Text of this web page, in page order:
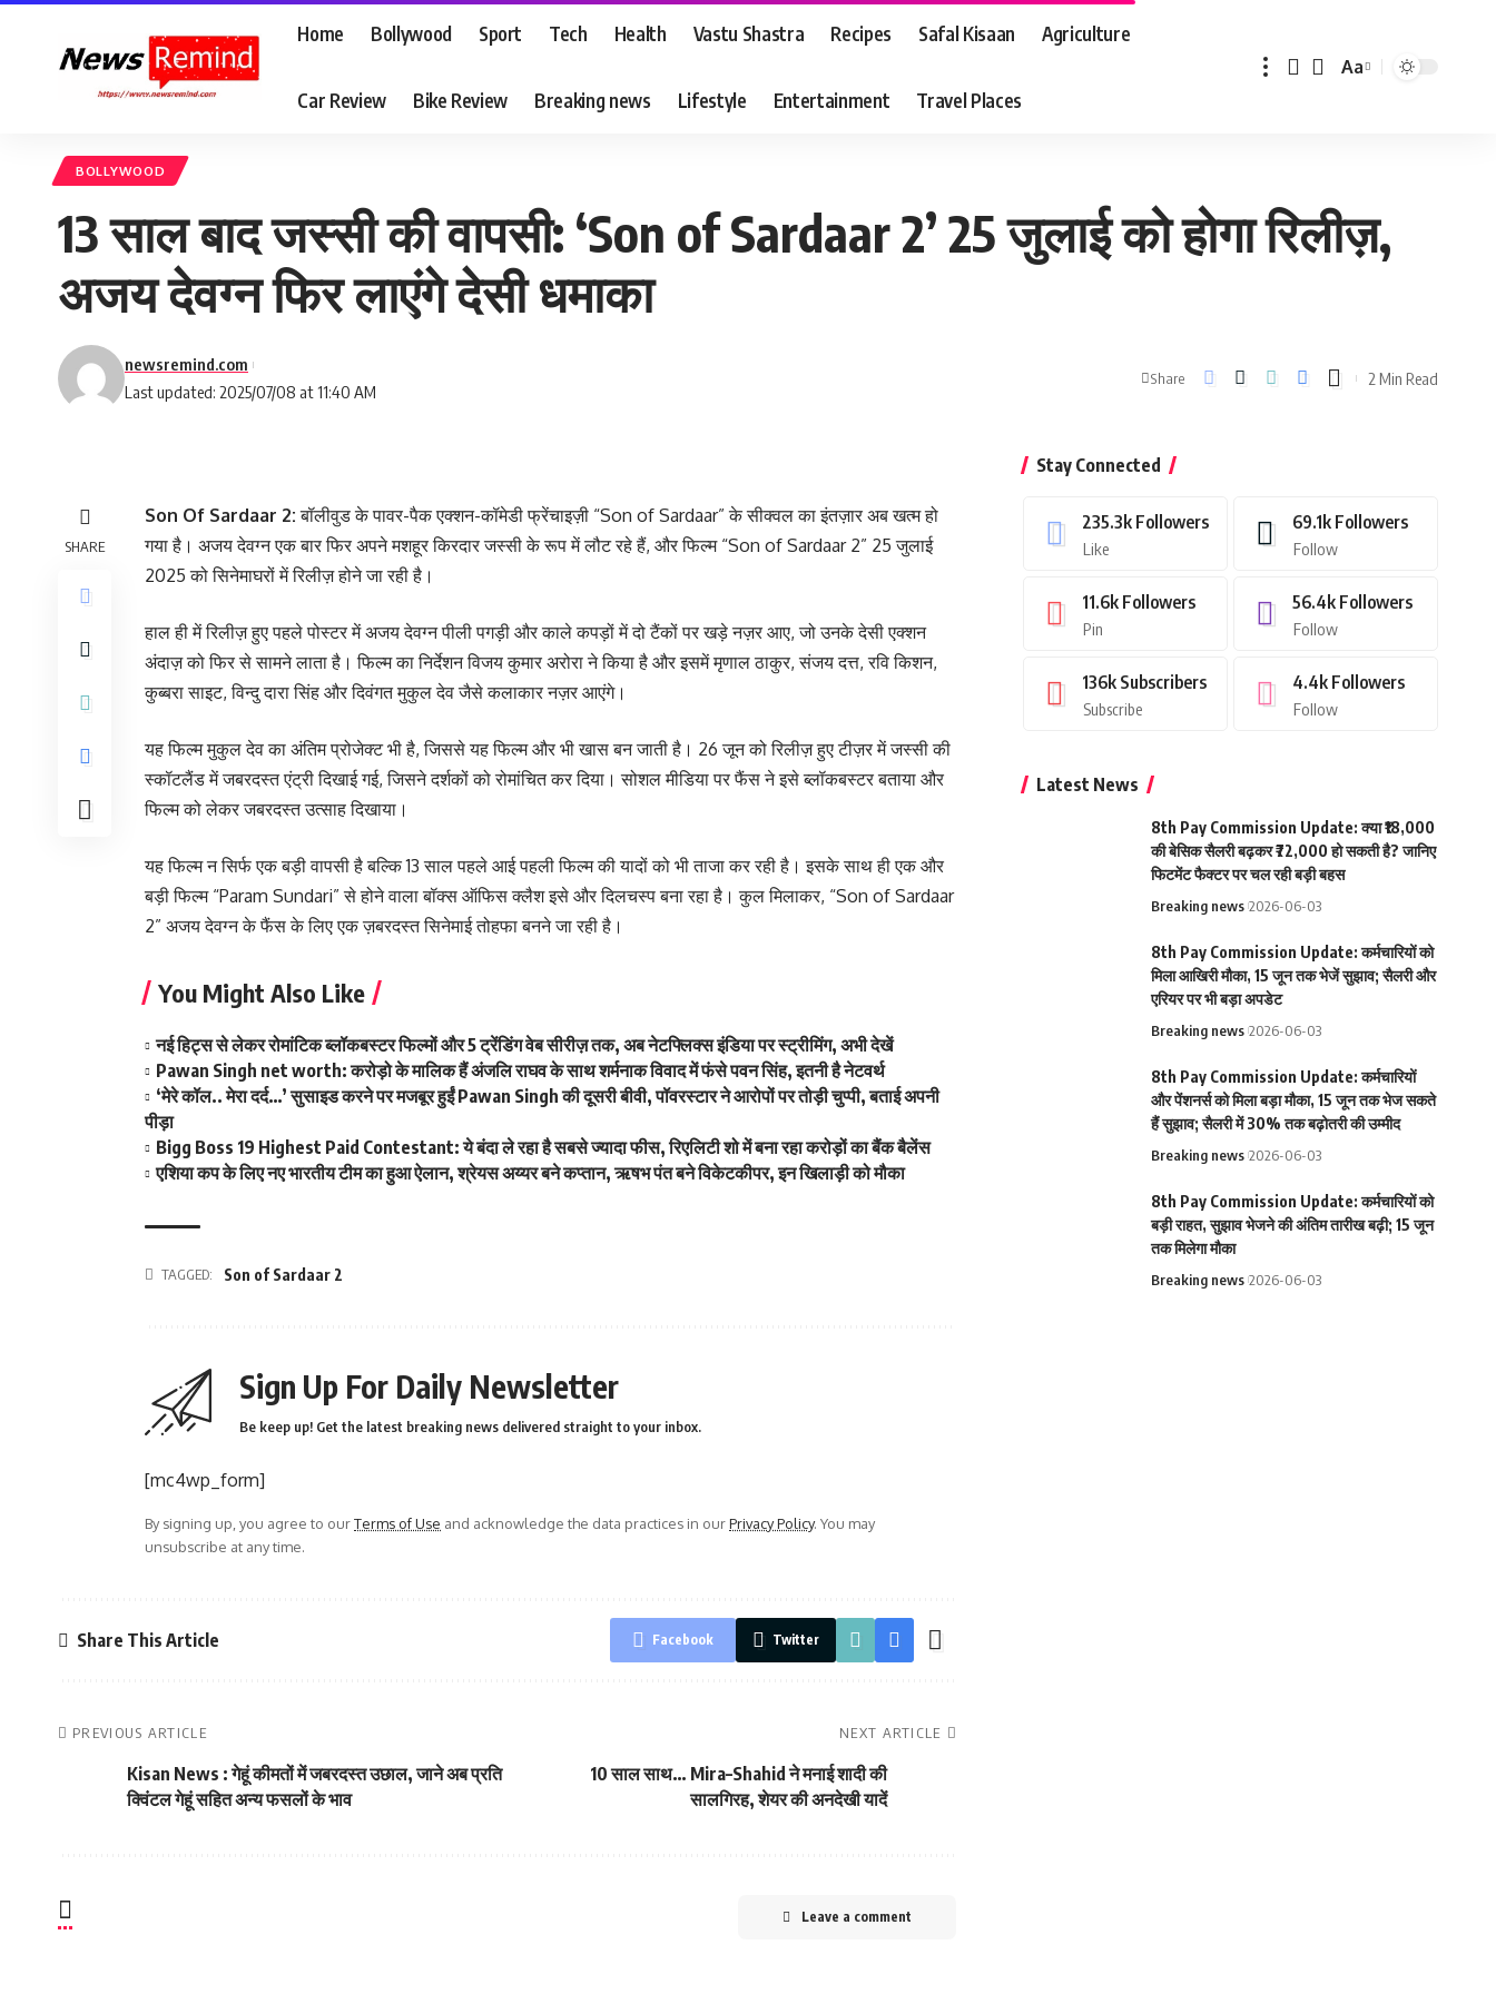
Home Bollywood Sport Tech Health Vastu Shastra Recipes Safal Kisaan Agriculture
Car Review Bike Review Breaking news Lifestyle Entertainment Travel Places
Font
Aa
BOLLYWOOD
13 साल बाद जस्सी की वापसी: ‘Son of Sardaar 2’ 25 जुलाई को होगा रिलीज़,
अजय देवग्न फिर लाएंगे देसी धमाका
Last updated: 2025/07/08 at 11:40 AM
newsremind.com
Share 2 Min Read
SHARE
Son Of Sardaar 2:बॉलीवुड के पावर-पैक एक्शन-कॉमेडी फ्रेंचाइज़ी “Son of Sardaar” के सीक्वल का इंतज़ार अब खत्म हो
गया है। अजय देवग्न एक बार फिर अपने मशहूर किरदार जस्सी के रूप में लौट रहे हैं, और फिल्म “Son of Sardaar 2” 25 जुलाई
2025 को सिनेमाघरों में रिलीज़ होने जा रही है।
हाल ही में रिलीज़ हुए पहले पोस्टर में अजय देवग्न पीली पगड़ी और काले कपड़ों में दो टैंकों पर खड़े नज़र आए, जो उनके देसी एक्शन
अंदाज़ को फिर से सामने लाता है। फिल्म का निर्देशन विजय कुमार अरोरा ने किया है और इसमें मृणाल ठाकुर, संजय दत्त, रवि किशन,
कुब्बरा साइट, विन्दु दारा सिंह और दिवंगत मुकुल देव जैसे कलाकार नज़र आएंगे।
यह फिल्म मुकुल देव का अंतिम प्रोजेक्ट भी है, जिससे यह फिल्म और भी खास बन जाती है। 26 जून को रिलीज़ हुए टीज़र में जस्सी की
स्कॉटलैंड में जबरदस्त एंट्री दिखाई गई, जिसने दर्शकों को रोमांचित कर दिया। सोशल मीडिया पर फैंस ने इसे ब्लॉकबस्टर बताया और
फिल्म को लेकर जबरदस्त उत्साह दिखाया।
यह फिल्म न सिर्फ एक बड़ी वापसी है बल्कि 13 साल पहले आई पहली फिल्म की यादों को भी ताजा कर रही है। इसके साथ ही एक और
बड़ी फिल्म “Param Sundari” से होने वाला बॉक्स ऑफिस क्लैश इसे और दिलचस्प बना रहा है। कुल मिलाकर, “Son of Sardaar
2” अजय देवग्न के फैंस के लिए एक ज़बरदस्त सिनेमाई तोहफा बनने जा रही है।
You Might Also Like
नई हिट्स से लेकर रोमांटिक ब्लॉकबस्टर फिल्मों और 5 ट्रेंडिंग वेब सीरीज़ तक, अब नेटफ्लिक्स इंडिया पर स्ट्रीमिंग, अभी देखें
Pawan Singh net worth: करोड़ो के मालिक हैं अंजलि राघव के साथ शर्मनाक विवाद में फंसे पवन सिंह, इतनी है नेटवर्थ
‘मेरे कॉल.. मेरा दर्द…’ सुसाइड करने पर मजबूर हुईं Pawan Singh की दूसरी बीवी, पॉवरस्टार ने आरोपों पर तोड़ी चुप्पी, बताई अपनी
पीड़ा
Bigg Boss 19 Highest Paid Contestant: ये बंदा ले रहा है सबसे ज्यादा फीस, रिएलिटी शो में बना रहा करोड़ों का बैंक बैलेंस
एशिया कप के लिए नए भारतीय टीम का हुआ ऐलान, श्रेयस अय्यर बने कप्तान, ऋषभ पंत बने विकेटकीपर, इन खिलाड़ी को मौका
TAGGED: Son of Sardaar 2
Sign Up For Daily Newsletter
Be keep up! Get the latest breaking news delivered straight to your inbox.
[mc4wp_form]
By signing up, you agree to ourTerms of Use and acknowledge the data practices in ourPrivacy Policy. You may
unsubscribe at any time.
Share This Article Facebook Twitter
PREVIOUS ARTICLE
Kisan News : गेहूं कीमतों में जबरदस्त उछाल, जाने अब प्रति
क्विंटल गेहूं सहित अन्य फसलों के भाव
NEXT ARTICLE
10 साल साथ… Mira–Shahid ने मनाई शादी की
सालगिरह, शेयर की अनदेखी यादें
Leave a comment
Stay Connected
235.3k Followers
Like
69.1k Followers
Follow
11.6k Followers
Pin
56.4k Followers
Follow
136k Subscribers
Subscribe
4.4k Followers
Follow
Latest News
8th Pay Commission Update: क्या ₹18,000
की बेसिक सैलरी बढ़कर ₹72,000 हो सकती है? जानिए
फिटमेंट फैक्टर पर चल रही बड़ी बहस
Breaking news 2026-06-03
8th Pay Commission Update: कर्मचारियों को
मिला आखिरी मौका, 15 जून तक भेजें सुझाव; सैलरी और
एरियर पर भी बड़ा अपडेट
Breaking news 2026-06-03
8th Pay Commission Update: कर्मचारियों
और पेंशनर्स को मिला बड़ा मौका, 15 जून तक भेज सकते
हैं सुझाव; सैलरी में 30% तक बढ़ोतरी की उम्मीद
Breaking news 2026-06-03
8th Pay Commission Update: कर्मचारियों को
बड़ी राहत, सुझाव भेजने की अंतिम तारीख बढ़ी; 15 जून
तक मिलेगा मौका
Breaking news 2026-06-03